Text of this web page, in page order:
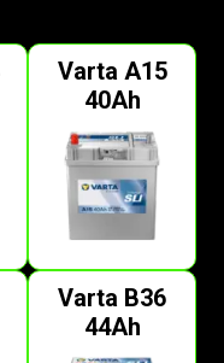
Varta A15
40Ah
Varta B36
44Ah